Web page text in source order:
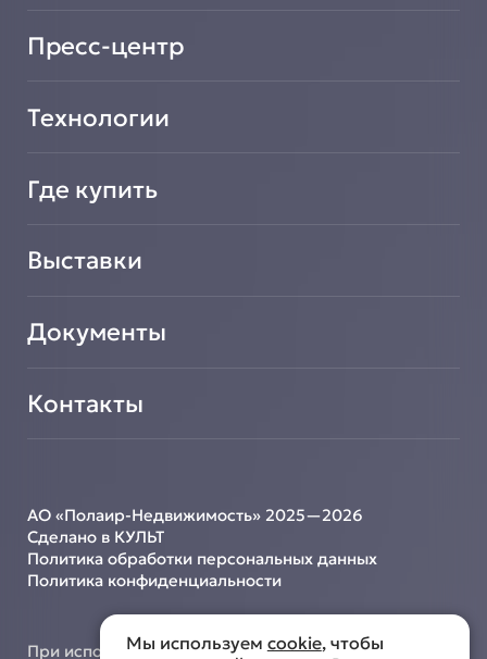
АО «Полаир-Недвижимость» 2025—2026
Сделано в КУЛЬТ
Политика обработки персональных данных
Политика конфиденциальности
При использовании материалов с сайта ссылка на
Подать заявку на сотрудничество
Пресс-центр
Технологии
Где купить
Выставки
Документы
Контакты
Мы используем cookie, чтобы